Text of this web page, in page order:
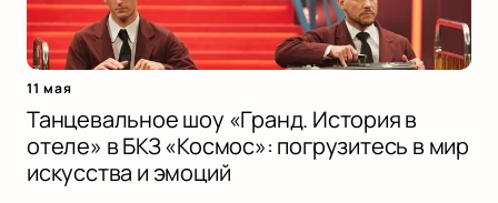
11 мая
Танцевальное шоу «Гранд. История в
отеле» в БКЗ «Космос»: погрузитесь в мир
искусства и эмоций